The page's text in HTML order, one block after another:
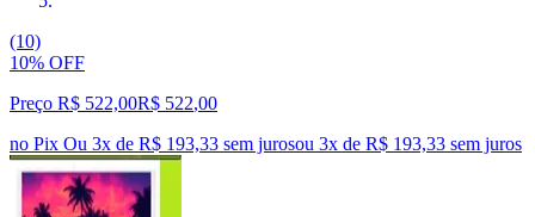
(10)
10% OFF
Preço R$ 522,00R$ 522,00
no Pix Ou 3x de R$ 193,33 sem jurosou 3x de R$ 193,33 sem juros